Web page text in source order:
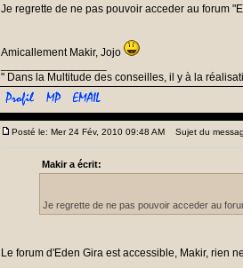
Je regrette de ne pas pouvoir acceder au forum
Amicallement Makir, Jojo
" Dans la Multitude des conseilles, il y à la
Posté le: Mer 24 Fév, 2010 09:48 AM Sujet du
Makir a écrit:
Je regrette de ne pas pouvoir acceder au
Le forum d'Eden Gira est accessible, Makir, rien